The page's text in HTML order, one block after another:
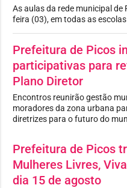
As aulas da rede municipal
feira (03), em todas as
Prefeitura de Picos
participativas para
Plano Diretor
Encontros reunirão gestão
moradores da zona urbana
diretrizes para o futuro do
Prefeitura de Picos
Mulheres Livres,
dia 15 de agosto